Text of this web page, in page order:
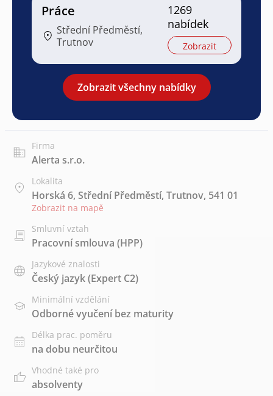
Práce
Střední Předměstí,
Trutnov
1269
nabídek
Zobrazit
Zobrazit všechny nabídky
Firma
Alerta s.r.o.
Lokalita
Horská 6, Střední Předměstí, Trutnov, 541 01
Zobrazit na mapě
Smluvní vztah
Pracovní smlouva (HPP)
Jazykové znalosti
Český jazyk(Expert C2)
Minimální vzdělání
Odborné vyučení bez maturity
Délka prac. poměru
na dobu neurčitou
Vhodné také pro
absolventy